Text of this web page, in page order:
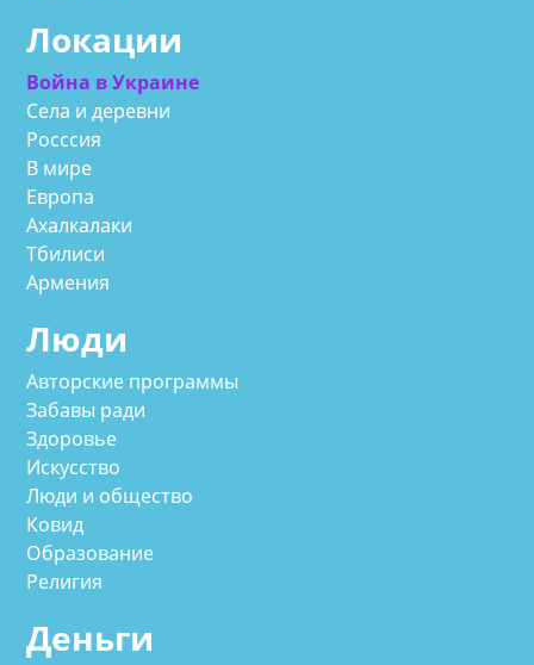
Локации
Война в Украине
Села и деревни
Росссия
В мире
Европа
Ахалкалаки
Тбилиси
Армения
Люди
Авторские программы
Забавы ради
Здоровье
Искусство
Люди и общество
Ковид
Образование
Религия
Деньги